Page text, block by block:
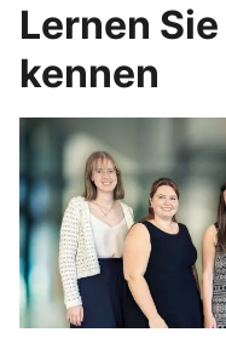
Lernen
kennen